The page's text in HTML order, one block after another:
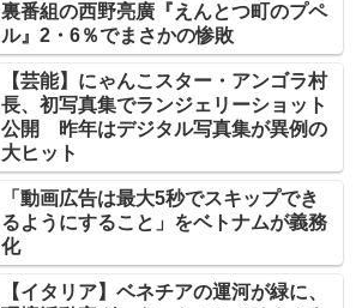
裏番組の西野亮廣『えんとつ町のプペ
ル』2・6％でまさかの惨敗
【芸能】にゃんこスター・アンゴラ村
長、初写真集でランジェリーショット
公開 昨年はデジタル写真集が異例の
大ヒット
「動画広告は最大5秒でスキップでき
るようにすること」をベトナムが義務
化
【イタリア】ベネチアの運河が緑に、